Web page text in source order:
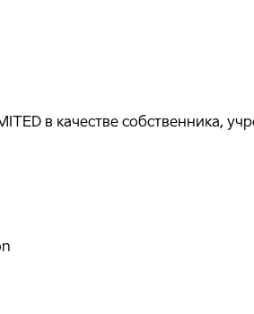
в качестве собственника,